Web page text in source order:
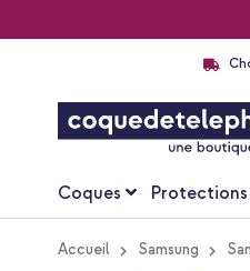
Coques
Accueil Samsung